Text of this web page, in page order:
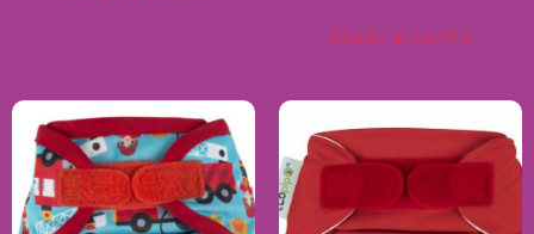
Añadir al carrito